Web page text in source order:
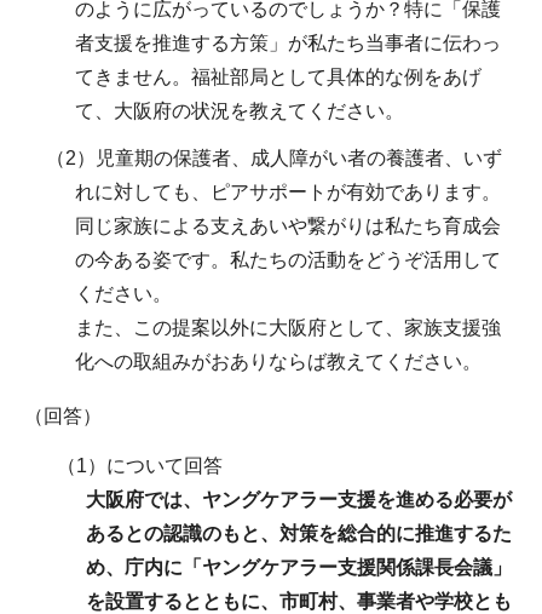
のように広がっているのでしょうか？特に「保護
者支援を推進する方策」が私たち当事者に伝わっ
てきません。福祉部局として具体的な例をあげ
て、大阪府の状況を教えてください。
（2）児童期の保護者、成人障がい者の養護者、いず
れに対しても、ピアサポートが有効であります。
同じ家族による支えあいや繋がりは私たち育成会
の今ある姿です。私たちの活動をどうぞ活用して
ください。
また、この提案以外に大阪府として、家族支援強
化への取組みがおありならば教えてください。
（回答）
（1）について回答
大阪府では、ヤングケアラー支援を進める必要が
あるとの認識のもと、対策を総合的に推進するた
め、庁内に「ヤングケアラー支援関係課長会議」
を設置するとともに、市町村、事業者や学校とも